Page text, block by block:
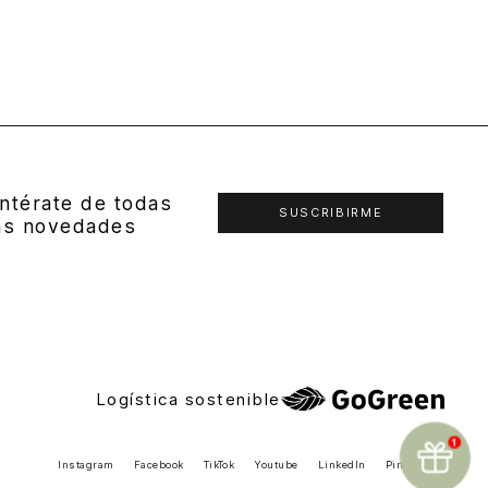
de todas
novedades
SUSCRIBIRME
Logística sostenible
Instagram Facebook TikTok Youtube LinkedIn Pinterest